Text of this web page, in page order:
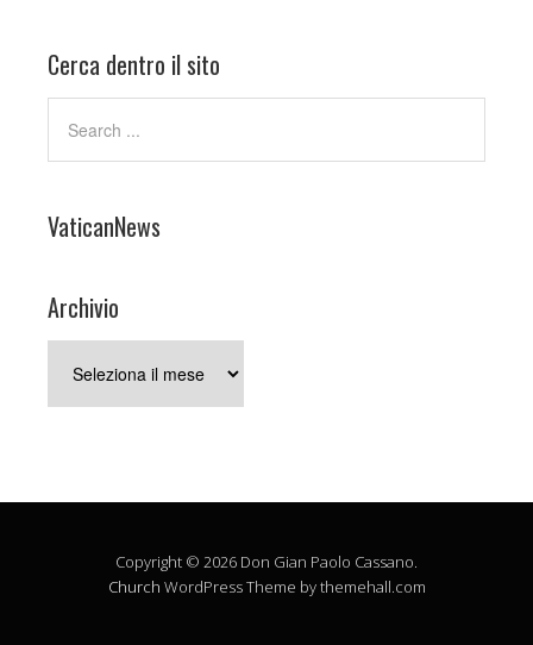
Cerca dentro il sito
VaticanNews
Archivio
Copyright © 2026 Don Gian Paolo Cassano.
Church WordPress Theme by themehall.com